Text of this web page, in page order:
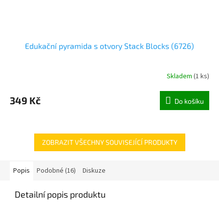
Edukační pyramida s otvory Stack Blocks (6726)
Skladem (1 ks)
349 Kč Do košíku
ZOBRAZIT VŠECHNY SOUVISEJÍCÍ PRODUKTY
Popis Podobné (16) Diskuze
Detailní popis produktu